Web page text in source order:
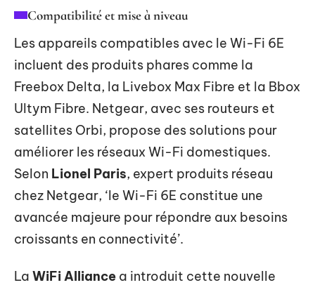
Compatibilité et mise à niveau
Les appareils compatibles avec le Wi-Fi 6E
incluent des produits phares comme la
Freebox Delta, la Livebox Max Fibre et la Bbox
Ultym Fibre. Netgear, avec ses routeurs et
satellites Orbi, propose des solutions pour
améliorer les réseaux Wi-Fi domestiques.
Selon Lionel Paris, expert produits réseau
chez Netgear, ‘le Wi-Fi 6E constitue une
avancée majeure pour répondre aux besoins
croissants en connectivité’.
La WiFi Alliance a introduit cette nouvelle